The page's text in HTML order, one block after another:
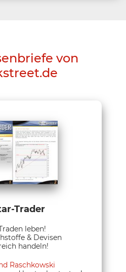
von
Trader
leben!
& Devisen
handeln!
Raschkowski